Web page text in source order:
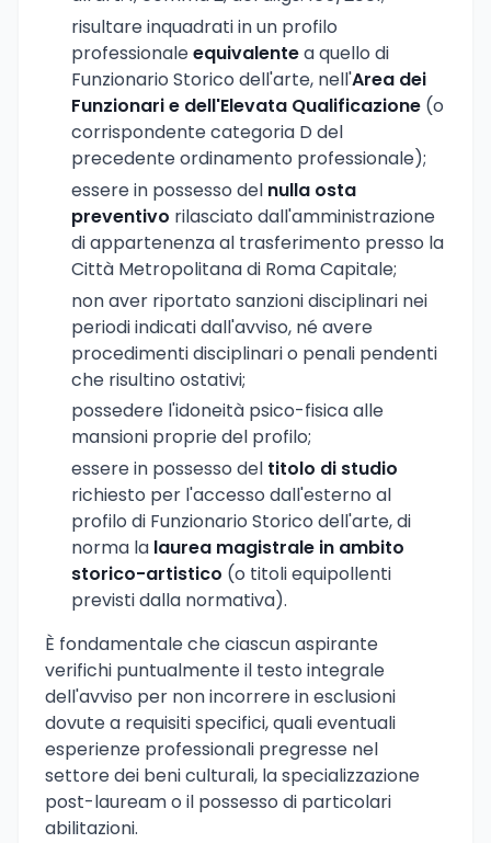
risultare inquadrati in un profilo
professionaleequivalentea quello di
Funzionario Storico dell'arte, nell'Area dei
Funzionari e dell'Elevata Qualificazione (o
corrispondente categoria D del
precedente ordinamento professionale);
essere in possesso del nulla osta
preventivo rilasciato dall'amministrazione
di appartenenza al trasferimento presso la
Città Metropolitana di Roma Capitale;
non aver riportato sanzioni disciplinari nei
periodi indicati dall'avviso, né avere
procedimenti disciplinari o penali pendenti
che risultino ostativi;
possedere l'idoneità psico-fisica alle
mansioni proprie del profilo;
essere in possesso del titolo di studio
richiesto per l'accesso dall'esterno al
profilo di Funzionario Storico dell'arte, di
norma la laurea magistrale in ambito
storico-artistico (o titoli equipollenti
previsti dalla normativa).
È fondamentale che ciascun aspirante
verifichi puntualmente il testo integrale
dell'avviso per non incorrere in esclusioni
dovute a requisiti specifici, quali eventuali
esperienze professionali pregresse nel
settore dei beni culturali, la specializzazione
post-lauream o il possesso di particolari
abilitazioni.